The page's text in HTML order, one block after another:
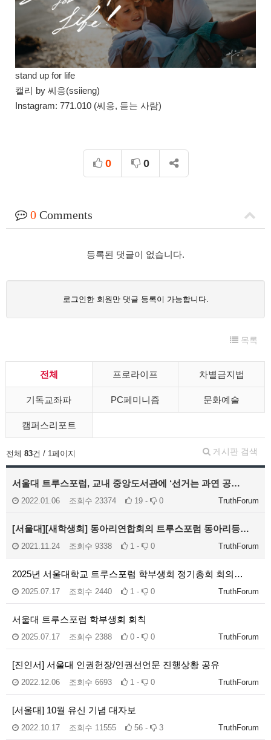
stand up for life
캘리 by 씨응(ssiieng)
Instagram: 771.010 (씨응, 듣는 사람)
0 0
0 Comments
등록된 댓글이 없습니다.
로그인한 회원만 댓글 등록이 가능합니다.
목록
전체 프로라이프 차별금지법
기독교좌파 PC페미니즘 문화예술
캠퍼스리포트
게시판 검색
전체 83건 / 1페이지
서울대 트루스포럼, 교내 중앙도서관에 ‘선거는 과연 공…
TruthForum
2022.01.06 조회수 23374 19 - 0
[서울대][새학생회] 동아리연합회의 트루스포럼 동아리등…
TruthForum
2021.11.24 조회수 9338 1 - 0
2025년 서울대학교 트루스포럼 학부생회 정기총회 회의…
TruthForum
2025.07.17 조회수 2440 1 - 0
서울대 트루스포럼 학부생회 회칙
TruthForum
2025.07.17 조회수 2388 0 - 0
[진인서] 서울대 인권헌장/인권선언문 진행상황 공유
TruthForum
2022.12.06 조회수 6693 1 - 0
[서울대] 10월 유신 기념 대자보
TruthForum
2022.10.17 조회수 11555 56 - 3